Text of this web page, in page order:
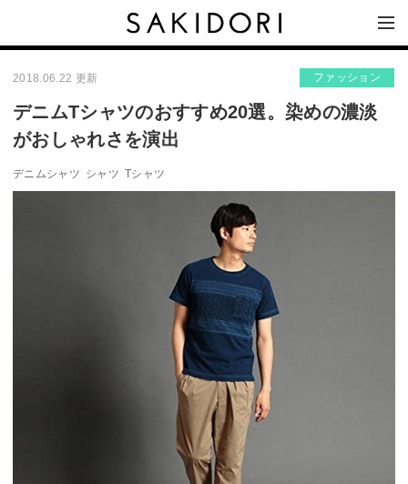
2018.06.22 更新 ファッション
デニムTシャツのおすすめ20選。染めの濃淡
がおしゃれさを演出
デニムシャツ シャツ Tシャツ